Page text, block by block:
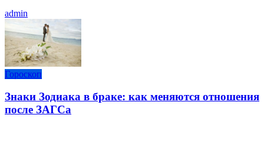
admin
Гороскоп
Знаки Зодиака в браке: как меняются отношения
после ЗАГСа